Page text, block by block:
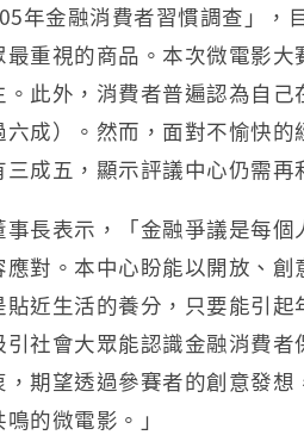
年金融消費者習慣調查」，
重視的商品。本次微電影
此外，消費者普遍認為自
六成）。然而，面對不愉快
成五，顯示評議中心仍需
長表示，「金融爭議是每
對。本中心盼能以開放、
近生活的養分，只要能引
社會大眾能認識金融消費
期望透過參賽者的創意發
的微電影。」